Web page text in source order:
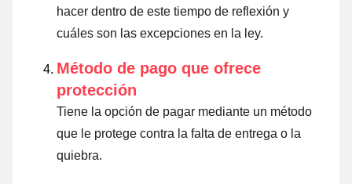
hacer dentro de este tiempo de reflexión y
cuáles son las excepciones en la ley.
Método de pago que ofrece
protección
Tiene la opción de pagar mediante un método
que le protege contra la falta de entrega o la
quiebra.